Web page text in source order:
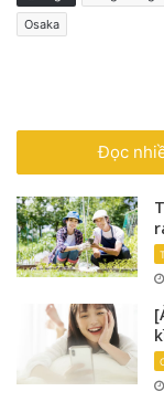
Osaka
Đọc